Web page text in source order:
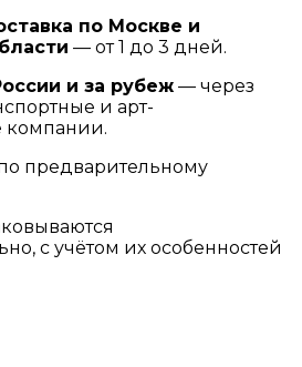
по Москве и
— от 1 до 3 дней.
и за рубеж — через
и арт-
компании.
предварительному
с учётом их особенностей